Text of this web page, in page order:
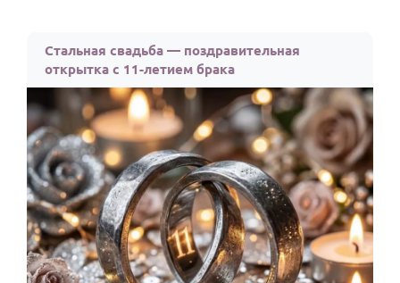
Стальная свадьба — поздравительная
открытка с 11-летием брака